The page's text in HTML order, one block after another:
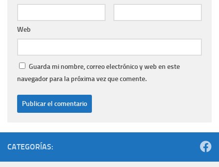
Web
Guarda mi nombre, correo electrónico y web en este
navegador para la próxima vez que comente.
CATEGORÍAS: